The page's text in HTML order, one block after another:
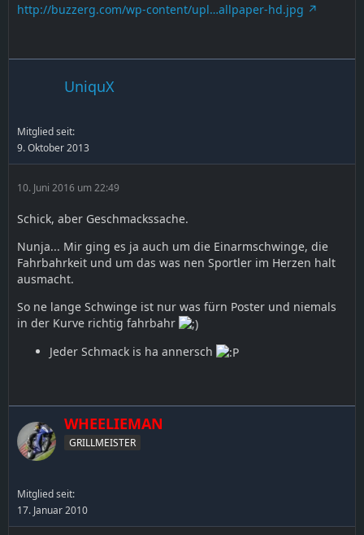
http://buzzerg.com/wp-content/upl…allpaper-hd.jpg
UniquX
Mitglied seit:
9. Oktober 2013
10. Juni 2016 um 22:49
Schick, aber Geschmackssache.
Nunja... Mir ging es ja auch um die Einarmschwinge, die
Fahrbahrkeit und um das was nen Sportler im Herzen halt
ausmacht.
So ne lange Schwinge ist nur was fürn Poster und niemals
in der Kurve richtig fahrbahr
Jeder Schmack is ha annersch
WHEELIEMAN
GRILLMEISTER
Mitglied seit:
17. Januar 2010